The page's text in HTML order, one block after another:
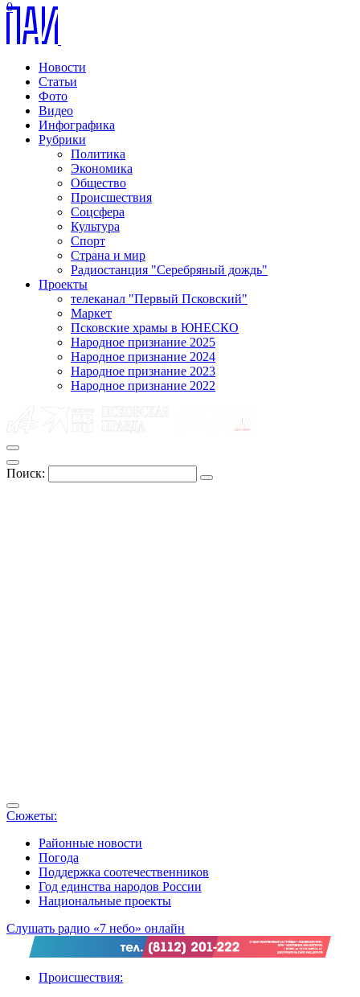
Новости
Статьи
Фото
Видео
Инфографика
Рубрики
Политика
Экономика
Общество
Происшествия
Соцсфера
Культура
Спорт
Страна и мир
Радиостанция "Серебряный дождь"
Проекты
телеканал "Первый Псковский"
Маркет
Псковские храмы в ЮНЕСКО
Народное признание 2025
Народное признание 2024
Народное признание 2023
Народное признание 2022
Поиск:
Сюжеты:
Районные новости
Погода
Поддержка соотечественников
Год единства народов России
Национальные проекты
Слушать радио «7 небо» онлайн
0
Происшествия: